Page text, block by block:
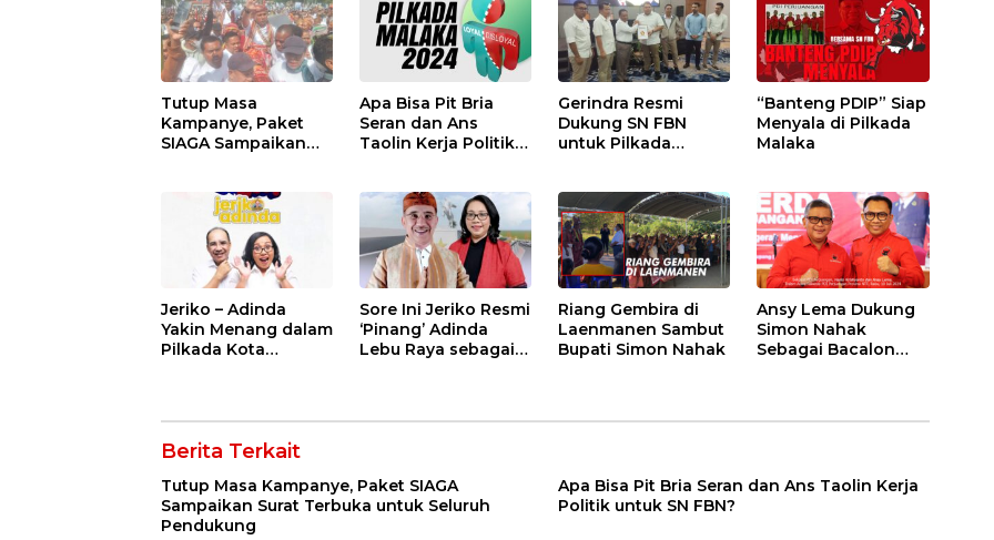
Tutup Masa
Kampanye, Paket
SIAGA Sampaikan
Apa Bisa Pit Bria
Seran dan Ans
Taolin Kerja Politik
Gerindra Resmi
Dukung SN FBN
untuk Pilkada
“Banteng PDIP” Siap
Menyala di Pilkada
Malaka
Jeriko – Adinda
Yakin Menang dalam
Pilkada Kota
Sore Ini Jeriko Resmi
‘Pinang’ Adinda
Lebu Raya sebagai
Riang Gembira di
Laenmanen Sambut
Bupati Simon Nahak
Ansy Lema Dukung
Simon Nahak
Sebagai Bacalon
Berita Terkait
Tutup Masa Kampanye, Paket SIAGA
Sampaikan Surat Terbuka untuk Seluruh
Pendukung
Apa Bisa Pit Bria Seran dan Ans Taolin Kerja
Politik untuk SN FBN?